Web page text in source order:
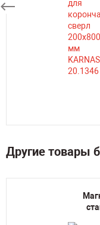
Другие товары